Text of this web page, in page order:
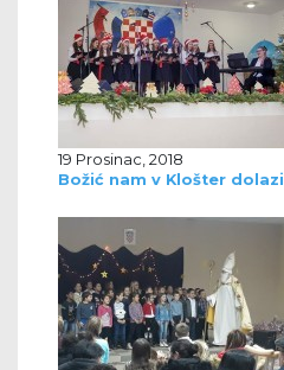
19 Prosinac, 2018
Božić nam v Klošter dolazi